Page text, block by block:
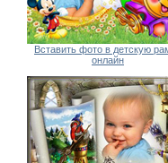
Вставить фото в детскую
онлайн